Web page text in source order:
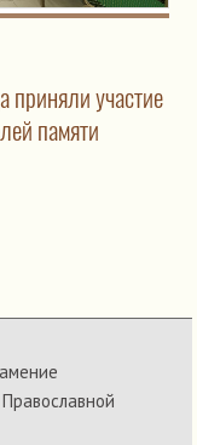
приняли участие
памяти